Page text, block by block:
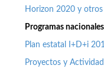
Horizon 2020 y
Programas nacionales
Plan estatal I+D+i
Proyectos y